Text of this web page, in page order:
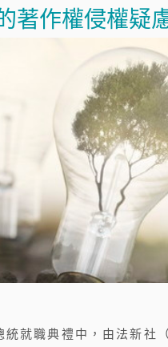
著作權侵權疑
職典禮中，由法新社（